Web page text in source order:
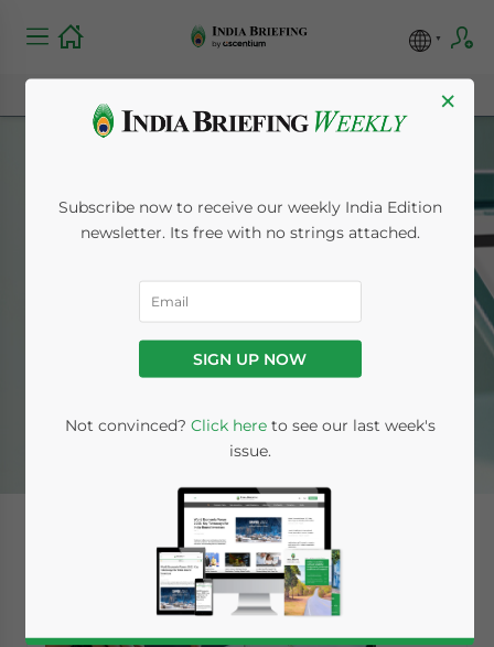
German
Home News German
×
Subscribe now to receive our weekly India Edition
newsletter. Its free with no strings attached.
SIGN UP NOW
Not convinced? Click hereto see our last week's
issue.